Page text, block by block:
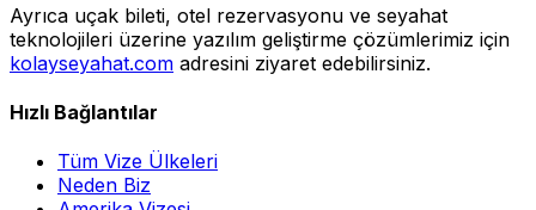
Ayrıca uçak bileti, otel rezervasyonu ve seyahat
teknolojileri üzerine yazılım geliştirme çözümlerimiz için
kolayseyahat.com adresini ziyaret edebilirsiniz.
Hızlı Bağlantılar
Tüm Vize Ülkeleri
Neden Biz